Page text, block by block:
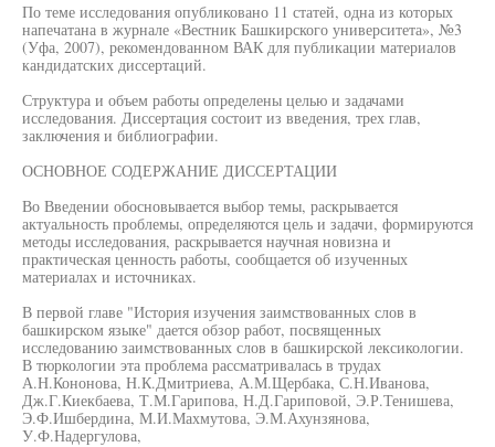
По теме исследования опубликовано 11 статей, одна из которых
напечатана в журнале «Вестник Башкирского университета», №3
(Уфа, 2007), рекомендованном ВАК для публикации материалов
кандидатских диссертаций.
Структура и объем работы определены целью и задачами
исследования. Диссертация состоит из введения, трех глав,
заключения и библиографии.
ОСНОВНОЕ СОДЕРЖАНИЕ ДИССЕРТАЦИИ
Во Введении обосновывается выбор темы, раскрывается
актуальность проблемы, определяются цель и задачи, формируются
методы исследования, раскрывается научная новизна и
практическая ценность работы, сообщается об изученных
материалах и источниках.
В первой главе "История изучения заимствованных слов в
башкирском языке" дается обзор работ, посвященных
исследованию заимствованных слов в башкирской лексикологии.
В тюркологии эта проблема рассматривалась в трудах
А.Н.Кононова, Н.К.Дмитриева, А.М.Щербака, С.Н.Иванова,
Дж.Г.Киекбаева, Т.М.Гарипова, Н.Д.Гариповой, Э.Р.Тенишева,
Э.Ф.Ишбердина, М.И.Махмутова, Э.М.Ахунзянова,
У.Ф.Надергулова,